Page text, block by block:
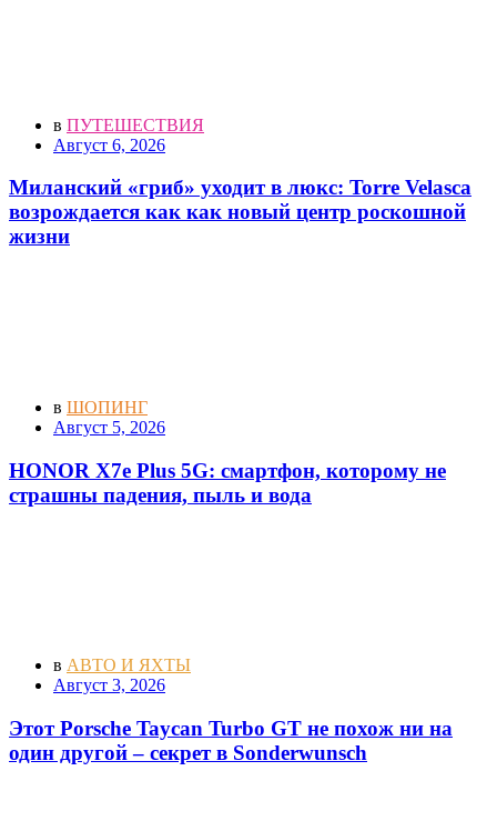
в ПУТЕШЕСТВИЯ
Август 6, 2026
Миланский «гриб» уходит в люкс: Torre Velasca
возрождается как как новый центр роскошной
жизни
в ШОПИНГ
Август 5, 2026
HONOR X7e Plus 5G: смартфон, которому не
страшны падения, пыль и вода
в АВТО И ЯХТЫ
Август 3, 2026
Этот Porsche Taycan Turbo GT не похож ни на
один другой – секрет в Sonderwunsch